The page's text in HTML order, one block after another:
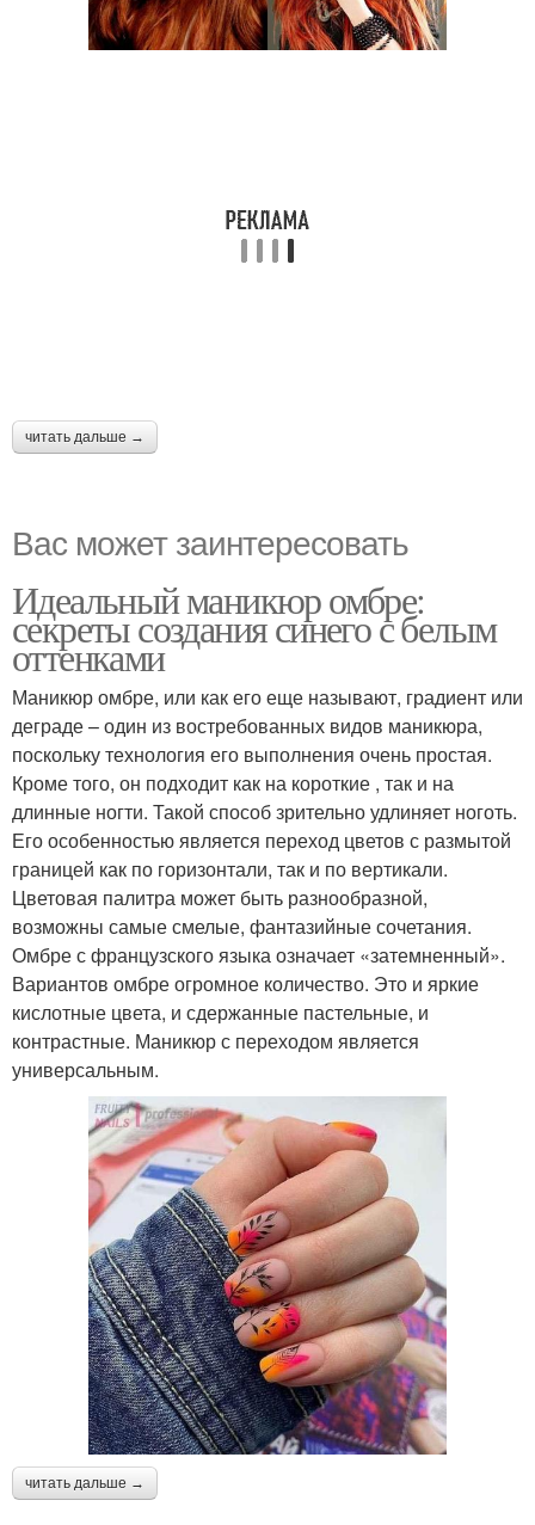
читать дальше →
Вас может заинтересовать
Идеальный маникюр омбре:
секреты создания синего с белым
оттенками
Маникюр омбре, или как его еще называют, градиент или
деграде – один из востребованных видов маникюра,
поскольку технология его выполнения очень простая.
Кроме того, он подходит как на короткие , так и на
длинные ногти. Такой способ зрительно удлиняет ноготь.
Его особенностью является переход цветов с размытой
границей как по горизонтали, так и по вертикали.
Цветовая палитра может быть разнообразной,
возможны самые смелые, фантазийные сочетания.
Омбре с французского языка означает «затемненный».
Вариантов омбре огромное количество. Это и яркие
кислотные цвета, и сдержанные пастельные, и
контрастные. Маникюр с переходом является
универсальным.
читать дальше →